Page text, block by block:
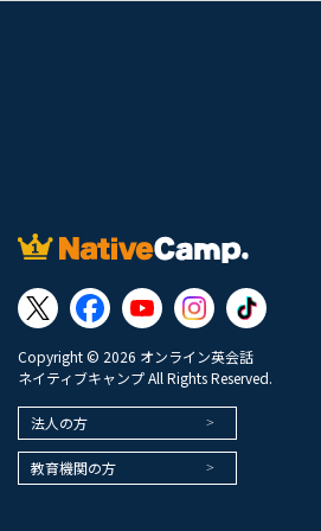
Copyright © 2026 オンライン英会話
ネイティブキャンプ All Rights Reserved.
法人の方
教育機関の方